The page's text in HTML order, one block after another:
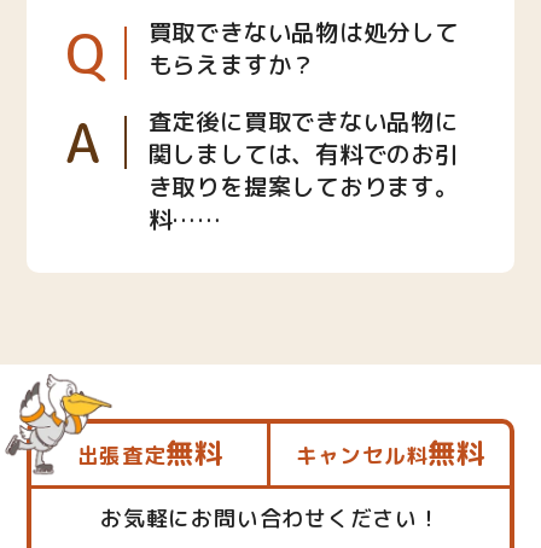
Q
買取できない品物は処分して
もらえますか？
A
査定後に買取できない品物に
関しましては、有料でのお引
き取りを提案しております。
料……
出張査定無料 キャンセル料無料
お気軽にお問い合わせください！